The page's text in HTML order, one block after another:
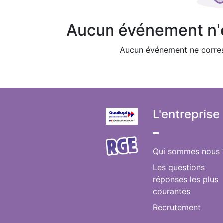
Aucun événement
Aucun événement ne
L'entreprise
Qui sommes nous
Les questions
réponses les plus
courantes
Recrutement